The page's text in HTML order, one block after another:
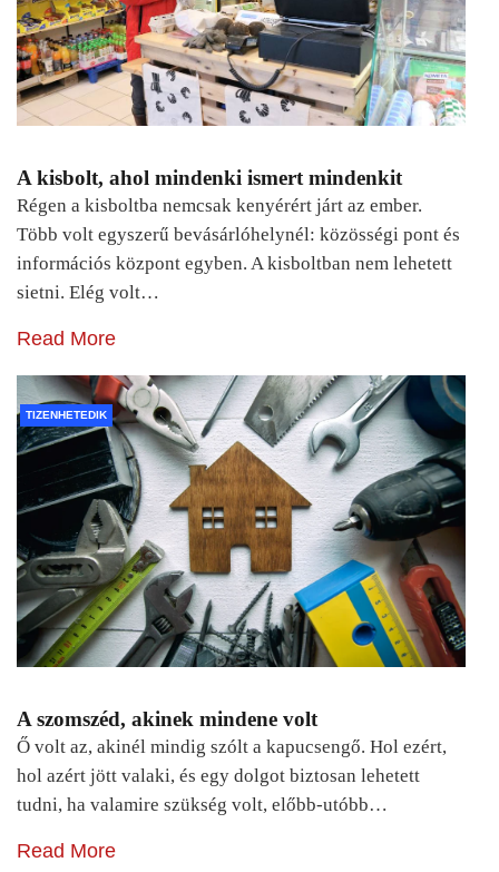
A kisbolt, ahol mindenki ismert mindenkit
Régen a kisboltba nemcsak kenyérért járt az ember.
Több volt egyszerű bevásárlóhelynél: közösségi pont és
információs központ egyben. A kisboltban nem lehetett
sietni. Elég volt…
Read More
TIZENHETEDIK
A szomszéd, akinek mindene volt
Ő volt az, akinél mindig szólt a kapucsengő. Hol ezért,
hol azért jött valaki, és egy dolgot biztosan lehetett
tudni, ha valamire szükség volt, előbb-utóbb…
Read More